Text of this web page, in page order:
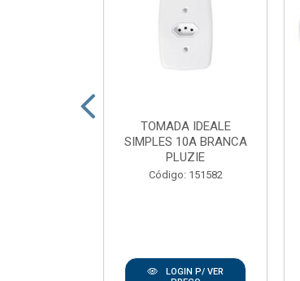
TOMADA IDEALE
SIMPLES 10A BRANCA
PLUZIE
Código: 151582
LOGIN P/ VER